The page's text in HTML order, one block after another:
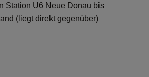
Station U6 Neue Donau bis
(liegt direkt gegenüber)